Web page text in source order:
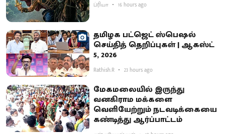
ப்ரியா 16 hours ago
தமிழக பட்ஜெட் ஸ்பெஷல்
செய்தித் தெறிப்புகள் | ஆகஸ்ட்
5, 2026
Rathish.R 23 hours ago
மேகமலையில் இருந்து
வனகிராம மக்களை
வெளியேற்றும் நடவடிக்கையை
கண்டித்து ஆர்ப்பாட்டம்